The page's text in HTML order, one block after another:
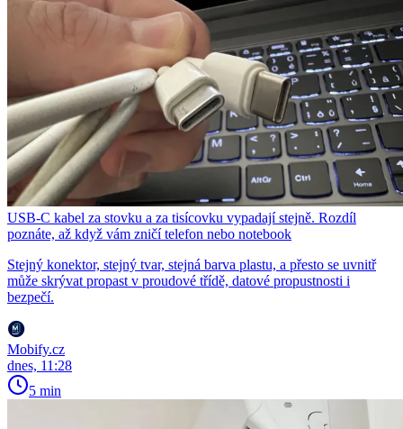
USB-C kabel za stovku a za tisícovku vypadají stejně. Rozdíl
poznáte, až když vám zničí telefon nebo notebook
Stejný konektor, stejný tvar, stejná barva plastu, a přesto se uvnitř
může skrývat propast v proudové třídě, datové propustnosti i
bezpečí.
Mobify.cz
dnes, 11:28
5 min